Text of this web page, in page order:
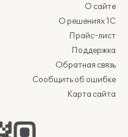
О сайте
О решениях 1С
Прайс-лист
Поддержка
Обратная связь
Сообщить об ошибке
Карта сайта